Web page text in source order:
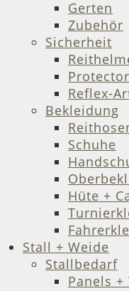
Gerten
Zubehör
Sicherheit
Reflex-
Bekleidung
Schuhe
Hüte +
Stall + Weide
Stallbedarf
Panels +